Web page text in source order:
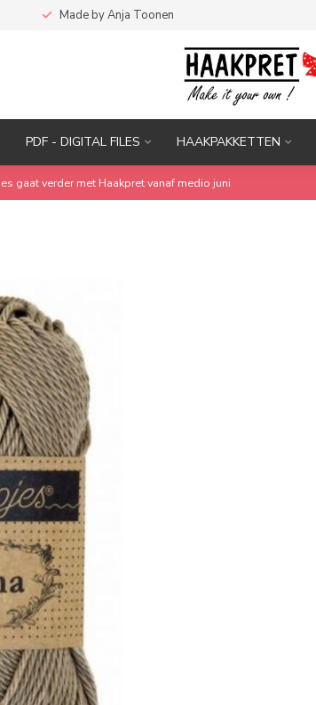
Made by Anja Toonen
PDF - DIGITAL FILES HAAKPAKKETTEN
gaat verder met Haakpret vanaf medio juni